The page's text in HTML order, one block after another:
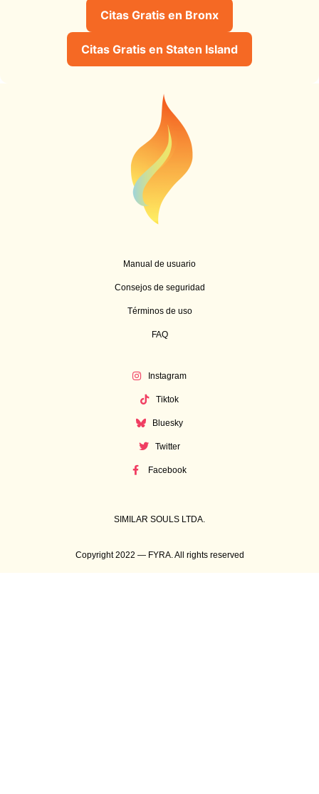
Citas Gratis en Bronx
Citas Gratis en Staten Island
Manual de usuario
Consejos de seguridad
Términos de uso
FAQ
Instagram
Tiktok
Bluesky
Twitter
Facebook
SIMILAR SOULS LTDA.
Copyright 2022 — FYRA. All rights reserved